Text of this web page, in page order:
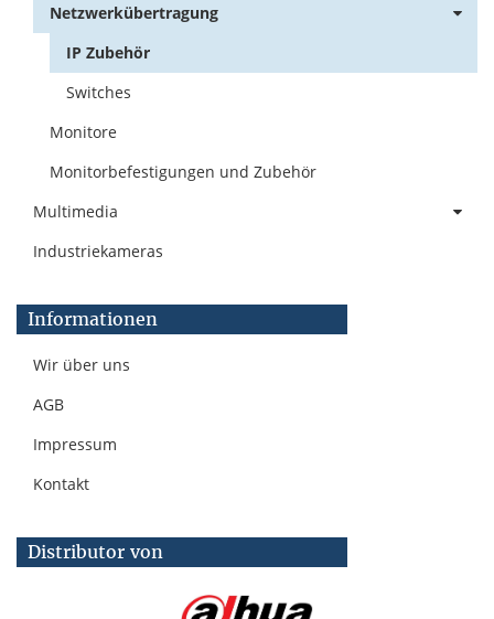
Netzwerkübertragung
IP Zubehör
Switches
Monitore
Monitorbefestigungen und Zubehör
Multimedia
Industriekameras
Informationen
Wir über uns
AGB
Impressum
Kontakt
Distributor von